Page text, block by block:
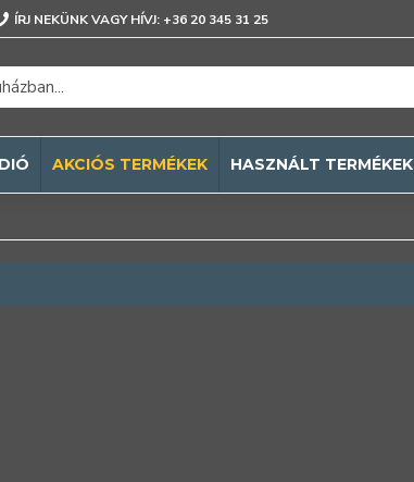
ÍRJ NEKÜNK VAGY HÍVJ: +36 20 345 31 25
AKCIÓS TERMÉKEK HASZNÁLT TERMÉKEK